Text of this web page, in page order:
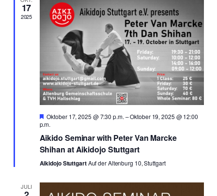
17
2025
Hervorgehoben
Oktober 17, 2025 @ 7:30 p.m. –Oktober 19, 2025 @ 12:00
p.m.
Aikido Seminar with Peter Van Marcke
Shihan at Aikidojo Stuttgart
Aikidojo StuttgartAuf der Altenburg 10, Stuttgart
JULI